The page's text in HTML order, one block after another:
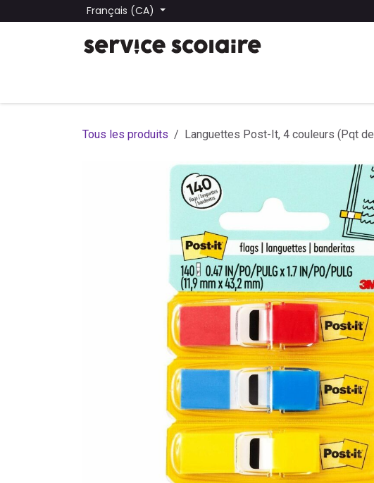
Se rendre au contenuFrançais (CA)
Tous les produits Languettes Post-It, 4 couleurs (Pqt